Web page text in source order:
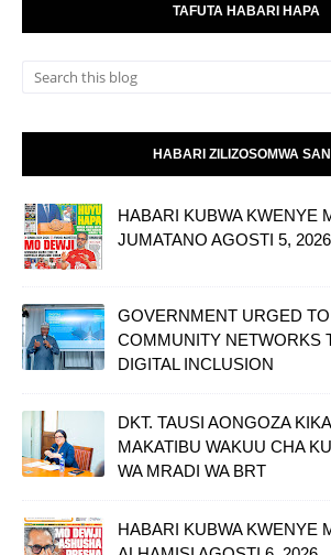
TAFUTA HABARI HAPA
HABARI ZILIZOSOMWA
HABARI KUBWA KWENYE
JUMATANO AGOSTI 5, 2026
GOVERNMENT URGED
COMMUNITY NETWORKS
DIGITAL INCLUSION
DKT. TAUSI AONGOZA
MAKATIBU WAKUU CHA
WA MRADI WA BRT
HABARI KUBWA KWENYE